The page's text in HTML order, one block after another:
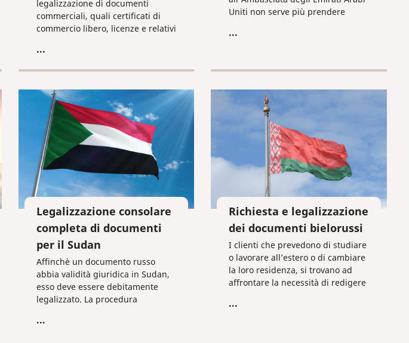
legalizzazione di documenti
commerciali, quali certificati di
commercio libero, licenze e relativi
...
Uniti non serve più prendere
dipendenti dell'Ufficio Consolare,
...
Legalizzazione consolare
completa di documenti
per il Sudan
Affinchè un documento russo
abbia validità giuridica in Sudan,
esso deve essere debitamente
legalizzato. La procedura
...
Richiesta e legalizzazione
dei documenti bielorussi
I clienti che prevedono di studiare
o lavorare all’estero o di cambiare
la loro residenza, si trovano ad
affrontare la necessità di redigere
mediante l’apposizione
...